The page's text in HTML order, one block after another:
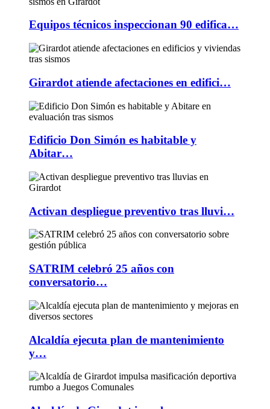
Equipos técnicos inspeccionan 90 edifica…
Girardot atiende afectaciones en edifici…
Edificio Don Simón es habitable y
Abitar…
Activan despliegue preventivo tras lluvi…
SATRIM celebró 25 años con
conversatorio…
Alcaldía ejecuta plan de mantenimiento
y…